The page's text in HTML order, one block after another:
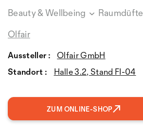
Beauty & Wellbeing
Raumdüfte
Olfair
Aussteller :
Olfair GmbH
Standort :
Halle 3.2, Stand FI-04
ZUM ONLINE-SHOP